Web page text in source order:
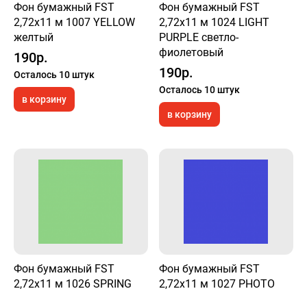
Фон бумажный FST
2,72x11 м 1007 YELLOW
желтый
190р.
Осталось 10 штук
в корзину
Фон бумажный FST
2,72x11 м 1024 LIGHT
PURPLE светло-
фиолетовый
190р.
Осталось 10 штук
в корзину
Фон бумажный FST
2,72x11 м 1026 SPRING
Фон бумажный FST
2,72x11 м 1027 PHOTO